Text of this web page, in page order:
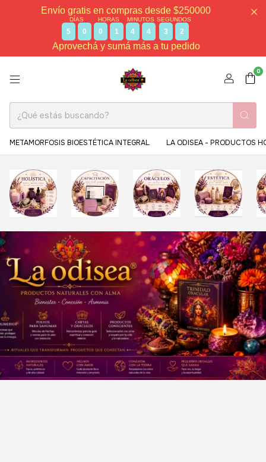
Envío gratis en compras desde $250000
DÍAS
5 0
HORAS
0 1
MINUTOS
4 4
SEGUNDOS
2 8
Aprovechá y sumá más a tu pedido
0
METAMORFOSIS BIOESTÉTICA INTEGRAL LA ODISEA - PRODUCTOS